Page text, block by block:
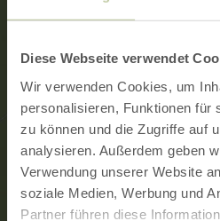
Diese Webseite verwendet
Wir verwenden Cookies, um
personalisieren, Funktionen für
zu können und die Zugriffe auf
analysieren. Außerdem geben
Verwendung unserer Website
soziale Medien, Werbung und
Partner führen diese